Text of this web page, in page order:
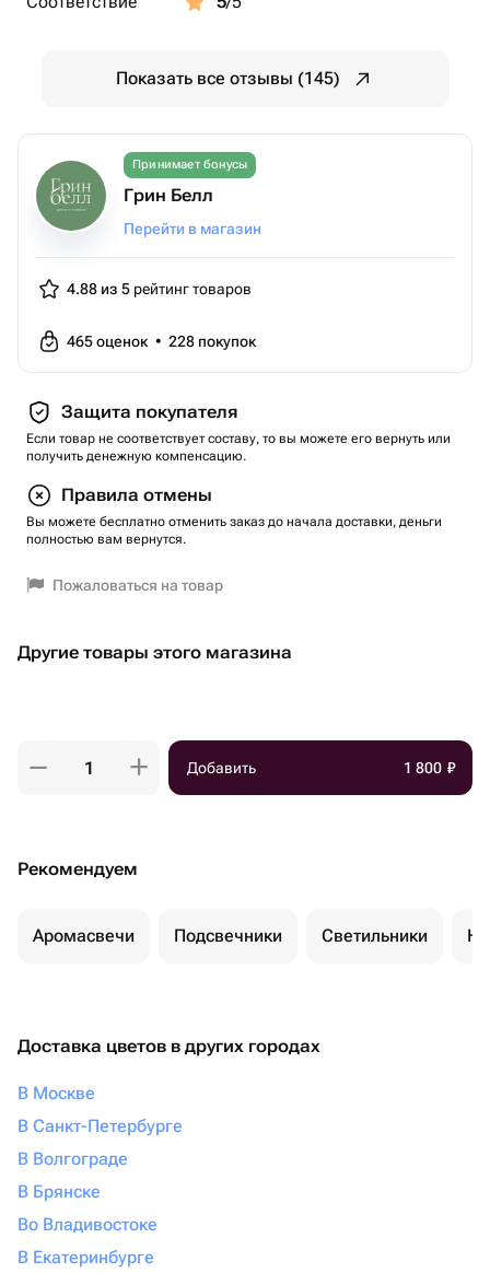
Показать все отзывы (145)
Принимает бонусы
Грин Белл
Перейти в магазин
4.88 из 5 рейтинг товаров
465оценок • 228 покупок
Защита покупателя
Если товар не соответствует составу, то вы можете его вернуть или
получить денежную компенсацию.
Правила отмены
Вы можете бесплатно отменить заказ до начала доставки, деньги
полностью вам вернутся.
Пожаловаться на товар
Другие товары этого магазина
Добавить 1 800 ₽
Рекомендуем
Аромасвечи Подсвечники Светильники
Доставка цветов в других городах
В Москве
В Санкт-Петербурге
В Волгограде
В Брянске
Во Владивостоке
В Екатеринбурге